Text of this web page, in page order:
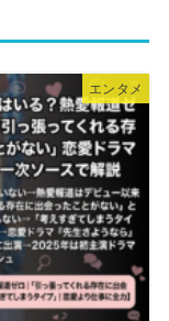
エンタメ